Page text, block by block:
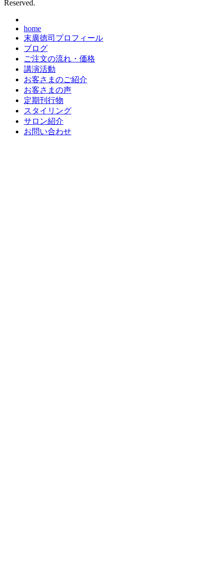
Reserved.
home
末廣徳司プロフィール
ブログ
ご注文の流れ・価格
講演活動
お客さまのご紹介
お客さまの声
定期刊行物
スタイリング
サロン紹介
お問い合わせ